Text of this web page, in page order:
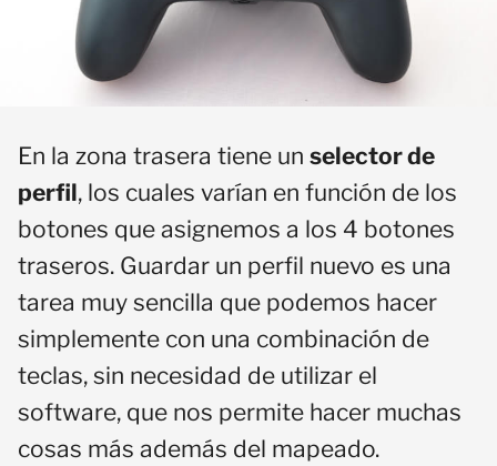
En la zona trasera tiene un selector de
perfil, los cuales varían en función de los
botones que asignemos a los 4 botones
traseros. Guardar un perfil nuevo es una
tarea muy sencilla que podemos hacer
simplemente con una combinación de
teclas, sin necesidad de utilizar el
software, que nos permite hacer muchas
cosas más además del mapeado.